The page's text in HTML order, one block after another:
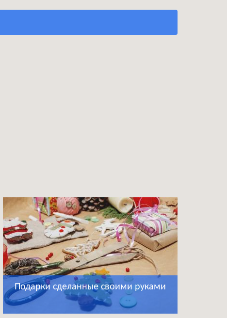
Подарки сделанные своими руками